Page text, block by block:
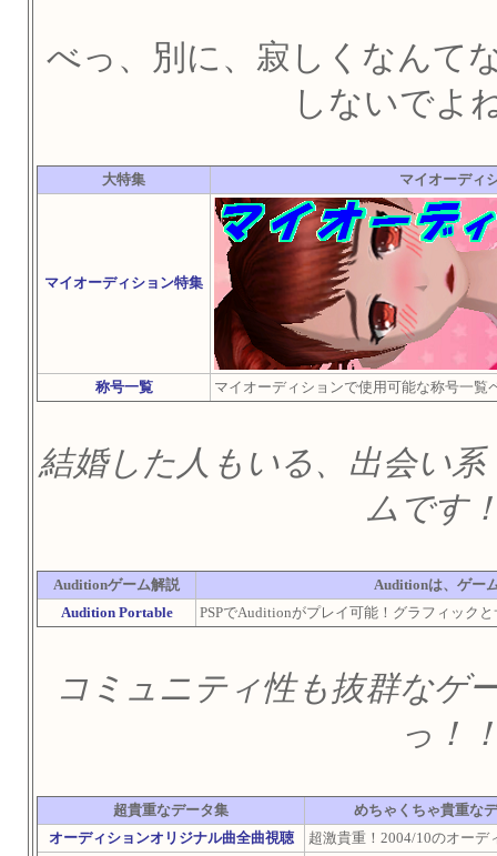
べっ、別に、寂しくなんて
しないでよ
大特集 マイオーディ
マイオーディション特集
称号一覧 マイオーディションで使用可能な称号一覧
結婚した人もいる、出会い
ムです
Auditionゲーム解説
Auditionは、ゲー
Audition Portable
PSPでAuditionがプレイ可能！グラフィック
コミュニティ性も抜群なゲ
っ！
超貴重なデータ集
めちゃくちゃ貴重な
オーディションオリジナル曲全曲視聴
超激貴重！2004/10のオー